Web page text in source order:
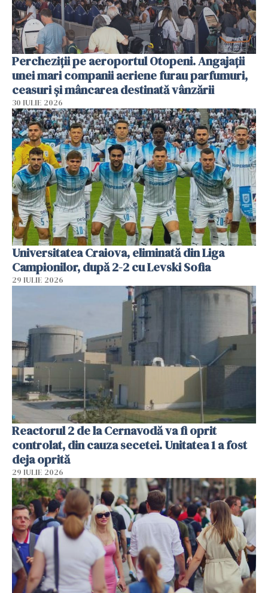
Percheziții pe aeroportul Otopeni. Angajații
unei mari companii aeriene furau parfumuri,
ceasuri și mâncarea destinată vânzării
30 IULIE 2026
Universitatea Craiova, eliminată din Liga
Campionilor, după 2-2 cu Levski Sofia
29 IULIE 2026
Reactorul 2 de la Cernavodă va fi oprit
controlat, din cauza secetei. Unitatea 1 a fost
deja oprită
29 IULIE 2026